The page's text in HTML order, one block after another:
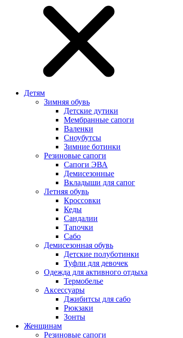
Детям
Зимняя обувь
Детские дутики
Мембранные сапоги
Валенки
Сноубутсы
Зимние ботинки
Резиновые сапоги
Сапоги ЭВА
Демисезонные
Вкладыши для сапог
Летняя обувь
Кроссовки
Кеды
Сандалии
Тапочки
Сабо
Демисезонная обувь
Детские полуботинки
Туфли для девочек
Одежда для активного отдыха
Термобелье
Аксессуары
Джибитсы для сабо
Рюкзаки
Зонты
Женщинам
Резиновые сапоги